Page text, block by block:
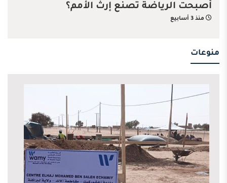
أصبحت الرياضة تصنع إرث الأمم؟
منذ 3 أسابيع
منوعات